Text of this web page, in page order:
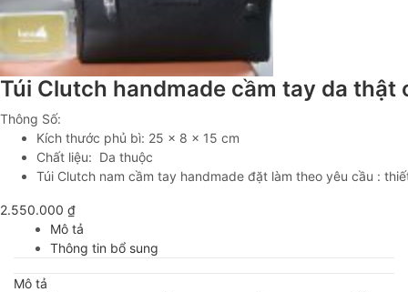
Túi Clutch handmade cầm tay da thật
Thông Số:
Kích thước phủ bì: 25 x 8 x 15 cm
Chất liệu: Da thuộc
Túi Clutch nam cầm tay handmade đặt làm theo yêu cầu :
2.550.000 ₫
Mô tả
Thông tin bổ sung
Mô tả